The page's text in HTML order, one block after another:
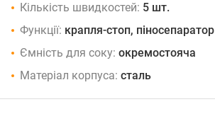
Кількість швидкостей: 5 шт.
Функції: крапля-стоп, піносепаратор
Ємність для соку: окремостояча
Матеріал корпуса: сталь